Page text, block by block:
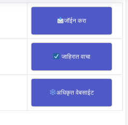
जॉईन करा
जाहिरात वाचा
अधिकृत वेबसाईट